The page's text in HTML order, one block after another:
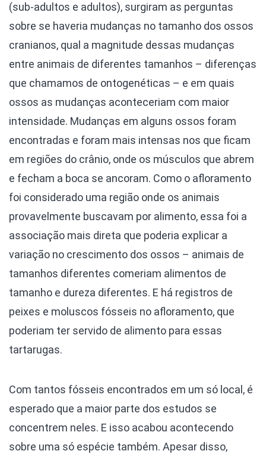
(sub-adultos e adultos), surgiram as perguntas
sobre se haveria mudanças no tamanho dos ossos
cranianos, qual a magnitude dessas mudanças
entre animais de diferentes tamanhos – diferenças
que chamamos de ontogenéticas – e em quais
ossos as mudanças aconteceriam com maior
intensidade. Mudanças em alguns ossos foram
encontradas e foram mais intensas nos que ficam
em regiões do crânio, onde os músculos que abrem
e fecham a boca se ancoram. Como o afloramento
foi considerado uma região onde os animais
provavelmente buscavam por alimento, essa foi a
associação mais direta que poderia explicar a
variação no crescimento dos ossos – animais de
tamanhos diferentes comeriam alimentos de
tamanho e dureza diferentes. E há registros de
peixes e moluscos fósseis no afloramento, que
poderiam ter servido de alimento para essas
tartarugas.
Com tantos fósseis encontrados em um só local, é
esperado que a maior parte dos estudos se
concentrem neles. E isso acabou acontecendo
sobre uma só espécie também. Apesar disso,